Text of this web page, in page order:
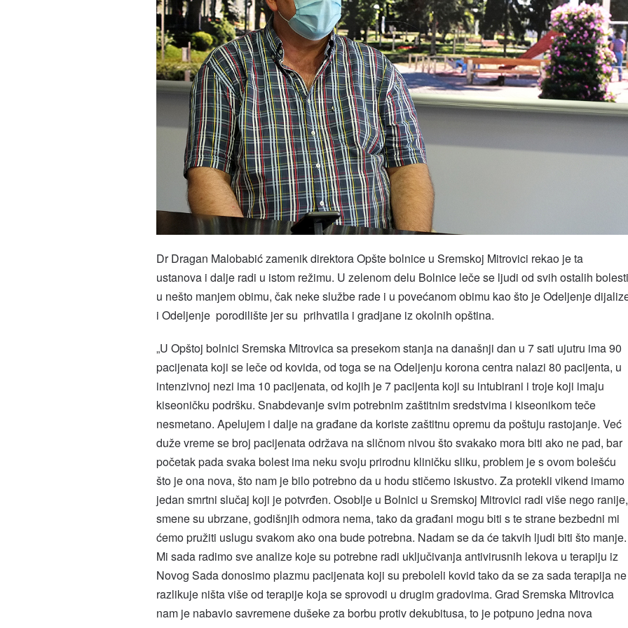
Dr Dragan Malobabić zamenik direktora Opšte bolnice u Sremskoj Mitrovici rekao je ta
ustanova i dalje radi u istom režimu. U zelenom delu Bolnice leče se ljudi od svih ostalih bolesti
u nešto manjem obimu, čak neke službe rade i u povećanom obimu kao što je Odeljenje
i Odeljenje porodilište jer su prihvatila i gradjane iz okolnih opština.
„U Opštoj bolnici Sremska Mitrovica sa presekom stanja na današnji dan u 7 sati ujutru ima 90
pacijenata koji se leče od kovida, od toga se na Odeljenju korona centra nalazi 80 pacijenta, u
intenzivnoj nezi ima 10 pacijenata, od kojih je 7 pacijenta koji su intubirani i troje koji imaju
kiseoničku podršku. Snabdevanje svim potrebnim zaštitnim sredstvima i kiseonikom teče
nesmetano. Apelujem i dalje na građane da koriste zaštitnu opremu da poštuju rastojanje. Već
duže vreme se broj pacijenata održava na sličnom nivou što svakako mora biti ako ne pad, bar
početak pada svaka bolest ima neku svoju prirodnu kliničku sliku, problem je s ovom bolešću
što je ona nova, što nam je bilo potrebno da u hodu stičemo iskustvo. Za protekli vikend imamo
jedan smrtni slučaj koji je potvrđen. Osoblje u Bolnici u Sremskoj Mitrovici radi više nego ranije,
smene su ubrzane, godišnjih odmora nema, tako da građani mogu biti s te strane bezbedni mi
ćemo pružiti uslugu svakom ako ona bude potrebna. Nadam se da će takvih ljudi biti što manje.
Mi sada radimo sve analize koje su potrebne radi uključivanja antivirusnih lekova u terapiju iz
Novog Sada donosimo plazmu pacijenata koji su preboleli kovid tako da se za sada terapija ne
razlikuje ništa više od terapije koja se sprovodi u drugim gradovima. Grad Sremska Mitrovica
nam je nabavio savremene dušeke za borbu protiv dekubitusa, to je potpuno jedna nova